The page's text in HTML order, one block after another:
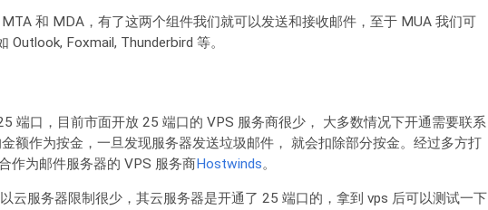
和 MDA，有了这两个组件我们就可以发送和接收邮件，至于 MUA 我们可
Outlook, Foxmail, Thunderbird 等。
端口，目前市面开放 25 端口的 VPS 服务商很少， 大多数情况下开通需要联系
额作为按金，一旦发现服务器发送垃圾邮件， 就会扣除部分按金。经过多方打
作为邮件服务器的 VPS 服务商Hostwinds。
云服务器限制很少，其云服务器是开通了 25 端口的，拿到 vps 后可以测试一下